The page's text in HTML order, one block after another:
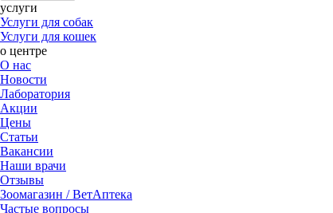
услуги
Услуги для собак
Услуги для кошек
о центре
О нас
Новости
Лаборатория
Акции
Цены
Статьи
Вакансии
Наши врачи
Отзывы
Зоомагазин / ВетАптека
Частые вопросы